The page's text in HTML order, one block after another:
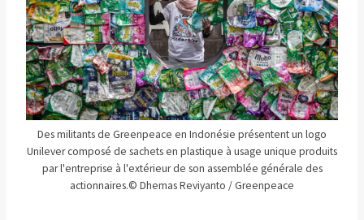
Des militants de Greenpeace en Indonésie présentent un logo
Unilever composé de sachets en plastique à usage unique produits
par l'entreprise à l'extérieur de son assemblée générale des
actionnaires.© Dhemas Reviyanto / Greenpeace